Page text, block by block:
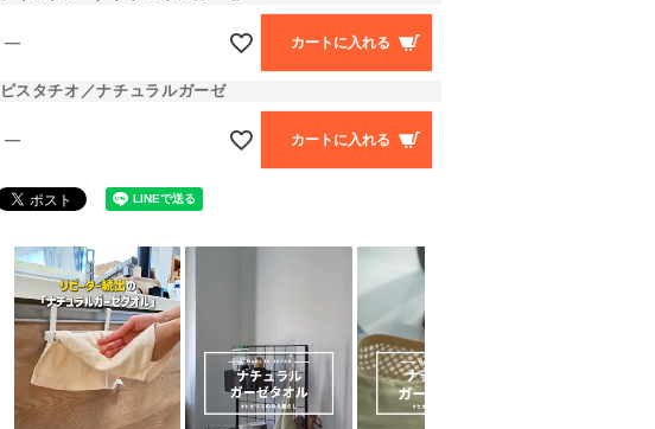
― カートに入れる
ピスタチオ／ナチュラルガーゼ
― カートに入れる